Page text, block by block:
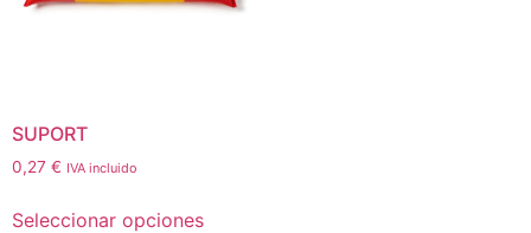
SUPORT
0,27 € IVA incluido
Seleccionar opciones